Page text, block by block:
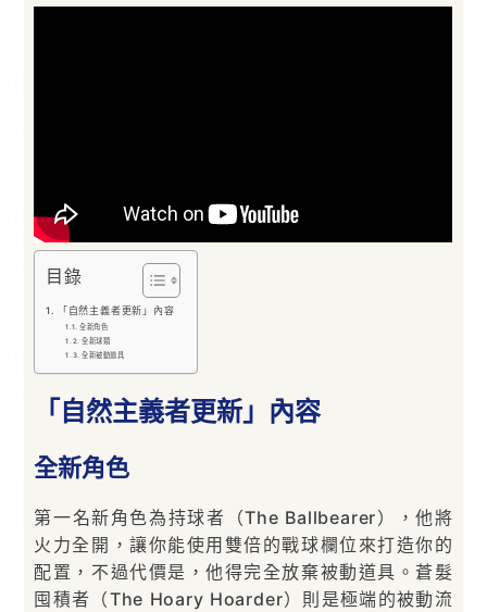
目錄
「自然主義者更新」內容
全新角色
全新球類
全新被動道具
「自然主義者更新」內容
全新角色
第一名新角色為持球者（The Ballbearer），他將
火力全開，讓你能使用雙倍的戰球欄位來打造你的
配置，不過代價是，他得完全放棄被動道具。蒼髮
囤積者（The Hoary Hoarder）則是極端的被動流